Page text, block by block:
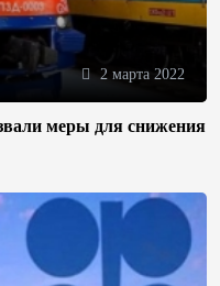
2 марта 2022
меры для снижения